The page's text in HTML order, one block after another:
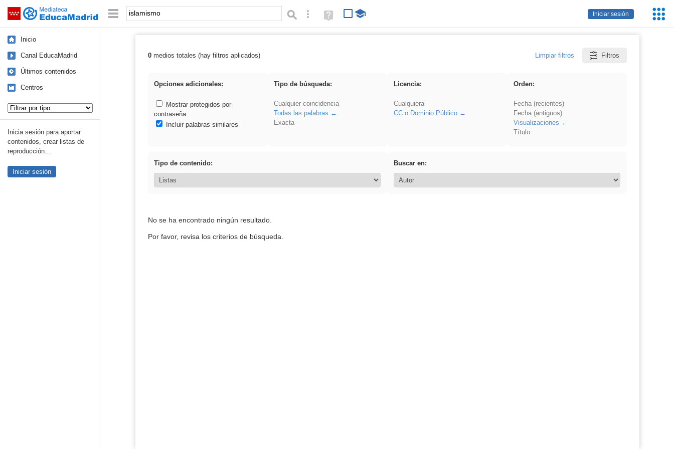
Saltar navegación
Iniciar sesión
Palabra o frase: Búsqueda avanzada
Ayuda
(en
Inicio
Canal EducaMadrid
Últimos contenidos
Centros
Inicia sesión para aportar
contenidos, crear listas de
reproducción...
Iniciar sesión
Resultados de: islamismo
0medios totales (hay filtros aplicados) Limpiar filtros Filtros
Opciones adicionales:
Mostrar protegidos por
contraseña
Incluir palabras similares
Tipo de búsqueda:
Cualquier coincidencia
Todas las palabras
Exacta
Licencia:
Cualquiera
CCo Dominio Público
Orden:
Fecha (recientes)
Fecha (antiguos)
Visualizaciones
Título
Tipo de contenido: Buscar en:
No se ha encontrado ningún resultado.
Por favor, revisa los criterios de búsqueda.